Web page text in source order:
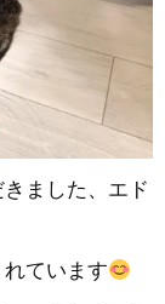
ました、エド
ています